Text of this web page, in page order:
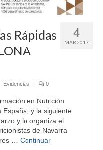
4
MAR 2017
Rápidas
Evidencias | 0
en Nutrición
España, y la siguiente
y lo organiza el
de Navarra
… Continuar